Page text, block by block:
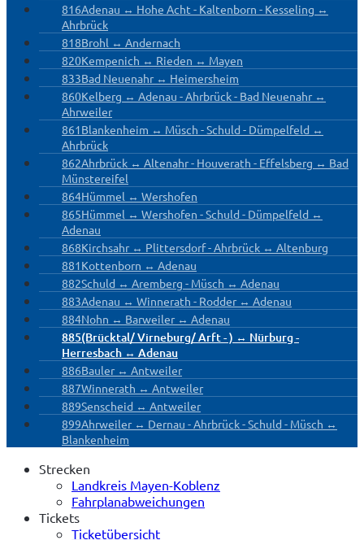
816Adenau ↔ Hohe Acht - Kaltenborn - Kesseling ↔
Ahrbrück
818Brohl ↔ Andernach
820Kempenich ↔ Rieden ↔ Mayen
833Bad Neuenahr ↔ Heimersheim
860Kelberg ↔ Adenau - Ahrbrück - Bad Neuenahr ↔
Ahrweiler
861Blankenheim ↔ Müsch - Schuld - Dümpelfeld ↔
Ahrbrück
862Ahrbrück ↔ Altenahr - Houverath - Effelsberg ↔ Bad
Münstereifel
864Hümmel ↔ Wershofen
865Hümmel ↔ Wershofen - Schuld - Dümpelfeld ↔
Adenau
868Kirchsahr ↔ Plittersdorf - Ahrbrück ↔ Altenburg
881Kottenborn ↔ Adenau
882Schuld ↔ Aremberg - Müsch ↔ Adenau
883Adenau ↔ Winnerath - Rodder ↔ Adenau
884Nohn ↔ Barweiler ↔ Adenau
885(Brücktal/ Virneburg/ Arft - ) ↔ Nürburg -
Herresbach ↔ Adenau
886Bauler ↔ Antweiler
887Winnerath ↔ Antweiler
889Senscheid ↔ Antweiler
899Ahrweiler ↔ Dernau - Ahrbrück - Schuld - Müsch ↔
Blankenheim
Strecken
Landkreis Mayen-Koblenz
Fahrplanabweichungen
Tickets
Ticketübersicht